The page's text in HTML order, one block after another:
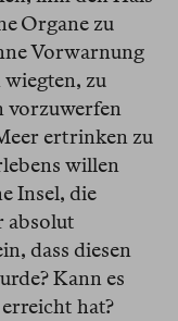
Organe zu
Vorwarnung
zu
vorzuwerfen
ertrinken zu
willen
Insel, die
absolut
dass diesen
Kann es
hat?